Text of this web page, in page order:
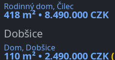
Rodinný dom, Čilec
418 m² • 8.490.000 CZK
Dobšice
Dom, Dobšice
110 m² • 2.490.000 CZK